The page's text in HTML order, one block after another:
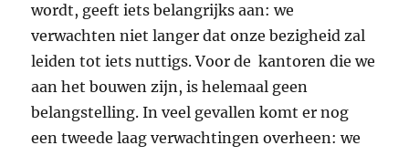
wordt, geeft iets belangrijks aan: we
verwachten niet langer dat onze bezigheid zal
leiden tot iets nuttigs. Voor de kantoren die we
aan het bouwen zijn, is helemaal geen
belangstelling. In veel gevallen komt er nog
een tweede laag verwachtingen overheen: we